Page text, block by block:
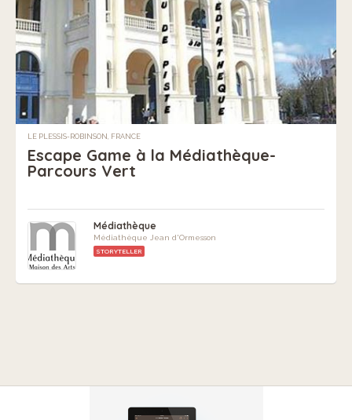
LE PLESSIS-ROBINSON, FRANCE
Escape Game à la Médiathèque-
Parcours Vert
Médiathèque
Médiathèque Jean d'Ormesson
STORYTELLER